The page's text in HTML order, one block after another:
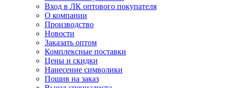
Вход в ЛК оптового покупателя
О компании
Производство
Новости
Заказать оптом
Комплексные поставки
Цены и скидки
Нанесение символики
Пошив на заказ